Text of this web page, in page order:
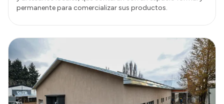
permanente para comercializar sus productos.